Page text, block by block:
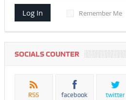
Log In Remember Me
SOCIALS COUNTER
RSS facebook twitter